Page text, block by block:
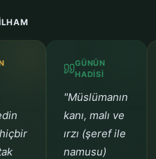
GÜNÜN
HADISI
"Müslümanın
kanı, malı ve
ırzı (şeref ile
namusu)